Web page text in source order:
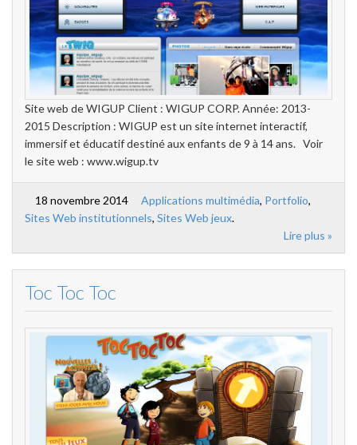
Site web de WIGUP Client : WIGUP CORP. Année: 2013-
2015 Description : WIGUP est un site internet interactif,
immersif et éducatif destiné aux enfants de 9 à 14 ans. Voir
le site web : www.wigup.tv
18 novembre 2014 Applications multimédia, Portfolio,
Sites Web institutionnels, Sites Web jeux.
Lire plus »
Toc Toc Toc